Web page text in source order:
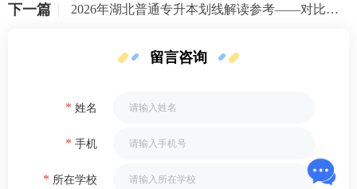
下一篇 2026年湖北普通专升本划线解读参考——对比安徽划线政策的猜测！
留言咨询
* 姓名
* 手机
* 所在学校